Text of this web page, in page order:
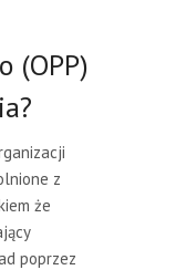
(OPP)
z
że
poprzez